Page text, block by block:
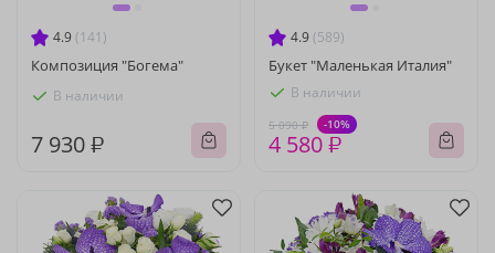
4.9 (141)
Композиция "Богема"
В наличии
7 930 ₽
4.9 (589)
Букет "Маленькая Италия"
В наличии
5 090 ₽ -10%
4 580 ₽